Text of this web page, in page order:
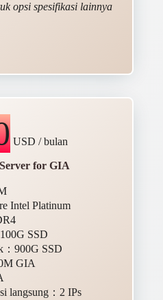
opsi spesifikasi lainnya
USD / bulan
for GIA
Intel Platinum
SSD
900G SSD
GIA
langsung：2 IPs